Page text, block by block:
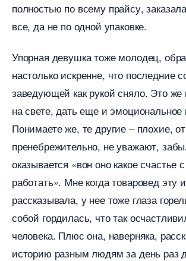
полностью по всему прайсу,
се, да не по одной упаковке.
Упорная девушка тоже молодец,
настолько искренне, что последние
заведующей как рукой сняло. Это же
на свете, дать еще и эмоциональное
Понимаете же, те другие – плохие,
пренебрежительно, не уважают,
оказывается «вон оно какое счастье
работать». Мне когда товаровед эту
рассказывала, у нее тоже глаза
собой гордилась, что так
человека. Плюс она, наверняка,
историю разным людям за день раз